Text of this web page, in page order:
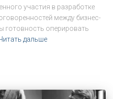
участия в разработке
между бизнес-
готовность оперировать
дальше